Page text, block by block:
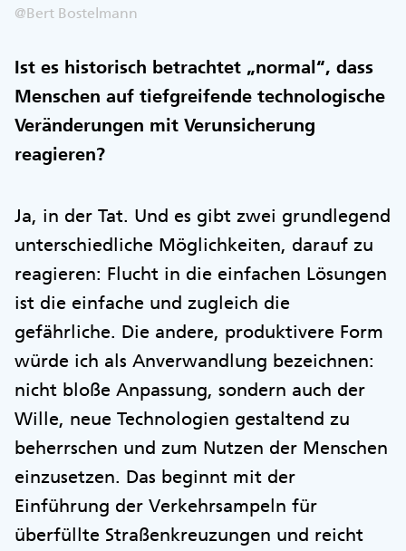
@Bert Bostelmann
Ist es historisch betrachtet „normal“, dass
Menschen auf tiefgreifende technologische
Veränderungen mit Verunsicherung
reagieren?
Ja, in der Tat. Und es gibt zwei grundlegend
unterschiedliche Möglichkeiten, darauf zu
reagieren: Flucht in die einfachen Lösungen
ist die einfache und zugleich die
gefährliche. Die andere, produktivere Form
würde ich als Anverwandlung bezeichnen:
nicht bloße Anpassung, sondern auch der
Wille, neue Technologien gestaltend zu
beherrschen und zum Nutzen der Menschen
einzusetzen. Das beginnt mit der
Einführung der Verkehrsampeln für
überfüllte Straßenkreuzungen und reicht